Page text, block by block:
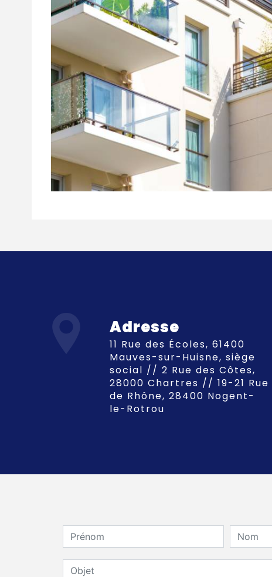
Adresse
11 Rue des Écoles, 61400
Mauves-sur-Huisne, siège
social // 2 Rue des Côtes,
28000 Chartres // 19-21 Rue
de Rhône, 28400 Nogent-
le-Rotrou